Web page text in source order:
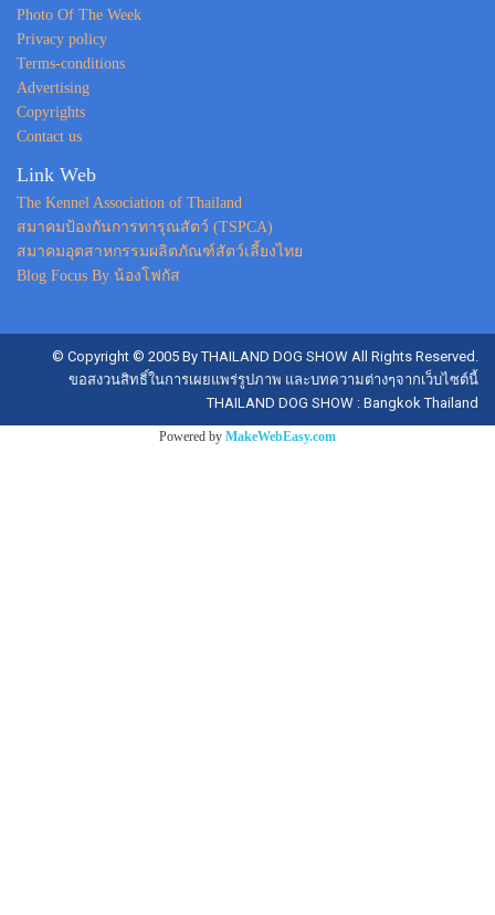
Photo Of The Week
Privacy policy
Terms-conditions
Advertising
Copyrights
Contact us
Link Web
The Kennel Association of Thailand
สมาคมป้องกันการทารุณสัตว์ (TSPCA)
สมาคมอุตสาหกรรมผลิตภัณฑ์สัตว์เลี้ยงไทย
Blog Focus By น้องโฟกัส
© Copyright © 2005 By THAILAND DOG SHOW All Rights Reserved.
ขอสงวนสิทธิ์ในการเผยแพร่รูปภาพ และบทความต่างๆจากเว็บไซต์นี้
THAILAND DOG SHOW : Bangkok Thailand
Powered by MakeWebEasy.com